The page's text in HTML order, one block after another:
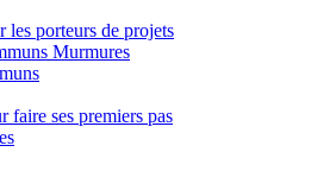
les porteurs de projets
Murmures
ses premiers pas